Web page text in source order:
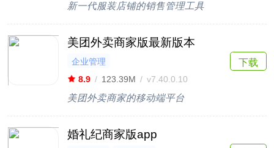
新一代服装店铺的销售管理工具
美团外卖商家版最新版本
企业管理
8.9 / 123.39M / v7.40.0.10
美团外卖商家的移动端平台
下载
婚礼纪商家版app